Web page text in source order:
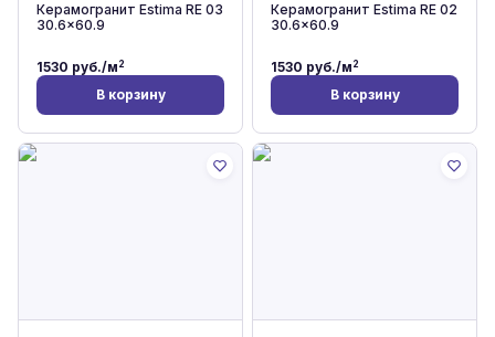
Керамогранит Estima RE 03
30.6x60.9
1530 руб./м2
В корзину
Керамогранит Estima RE 02
30.6x60.9
1530 руб./м2
В корзину